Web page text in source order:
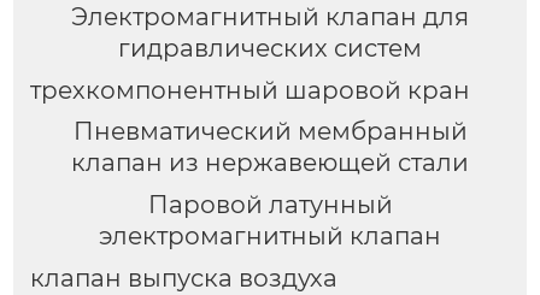
Электромагнитный клапан для
гидравлических систем
трехкомпонентный шаровой кран
Пневматический мембранный
клапан из нержавеющей стали
Паровой латунный
электромагнитный клапан
клапан выпуска воздуха